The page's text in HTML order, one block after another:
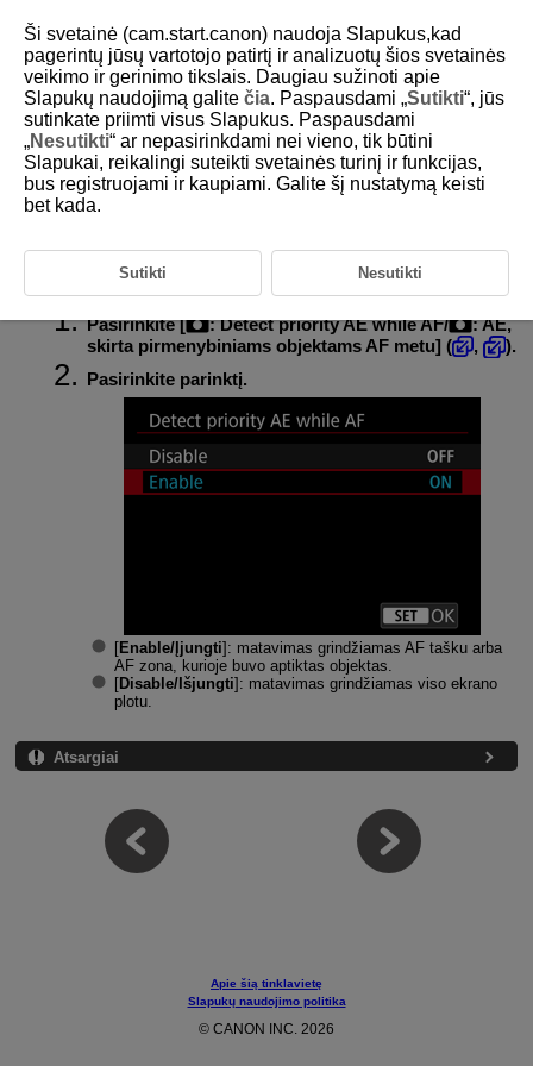
D388-077
AE, skirta pirmenybiniams
objektams AF metu
Pasirinkite [ :Detect priority AE while AF/ :AE,
skirta pirmenybiniams objektams AF metu] ( ,
).
Pasirinkite parinktį.
[Enable/Įjungti]: matavimas grindžiamas AF tašku arba
AF zona, kurioje buvo aptiktas objektas.
[Disable/Išjungti]: matavimas grindžiamas viso ekrano
plotu.
Atsargiai
Apie šią tinklavietę
Slapukų naudojimo politika
© CANON INC. 2026
Ši svetainė (cam.start.canon) naudoja Slapukus,kad
pagerintų jūsų vartotojo patirtį ir analizuotų šios svetainės
veikimo ir gerinimo tikslais. Daugiau sužinoti apie
Slapukų naudojimą galite čia. Paspausdami „Sutikti“, jūs
sutinkate priimti visus Slapukus. Paspausdami
„Nesutikti“ ar nepasirinkdami nei vieno, tik būtini
Slapukai, reikalingi suteikti svetainės turinį ir funkcijas,
bus registruojami ir kaupiami. Galite šį nustatymą keisti
bet kada.
Sutikti Nesutikti